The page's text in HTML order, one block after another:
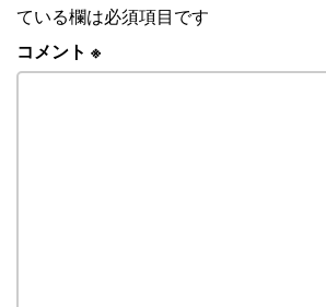
ている欄は必須項目です
コメント ※